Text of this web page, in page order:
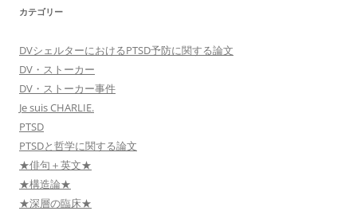
カテゴリー
DVシェルターにおけるPTSD予防に関する論文
DV・ストーカー
DV・ストーカー事件
Je suis CHARLIE.
PTSD
PTSDと哲学に関する論文
★俳句＋英文★
★構造論★
★深層の臨床★